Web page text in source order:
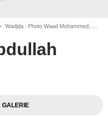
Wadjda : Photo Waad Mohammed, Reem Abdullah, Sultan Al Assaf
GALERIE